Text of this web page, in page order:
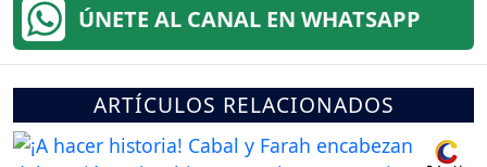
ÚNETE AL CANAL EN WHATSAPP
ARTÍCULOS RELACIONADOS